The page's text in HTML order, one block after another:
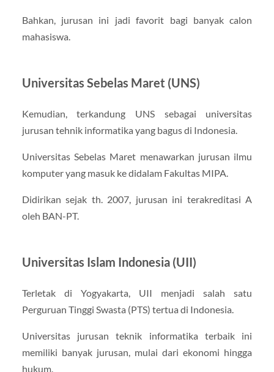
Bahkan, jurusan ini jadi favorit bagi banyak calon
mahasiswa.
Universitas Sebelas Maret (UNS)
Kemudian, terkandung UNS sebagai universitas
jurusan tehnik informatika yang bagus di Indonesia.
Universitas Sebelas Maret menawarkan jurusan ilmu
komputer yang masuk ke didalam Fakultas MIPA.
Didirikan sejak th. 2007, jurusan ini terakreditasi A
oleh BAN-PT.
Universitas Islam Indonesia (UII)
Terletak di Yogyakarta, UII menjadi salah satu
Perguruan Tinggi Swasta (PTS) tertua di Indonesia.
Universitas jurusan teknik informatika terbaik ini
memiliki banyak jurusan, mulai dari ekonomi hingga
hukum.